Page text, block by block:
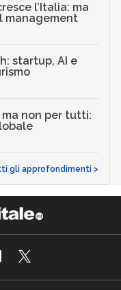
l’Italia: ma
management
startup, AI e
ma non per tutti:
gli approfondimenti >